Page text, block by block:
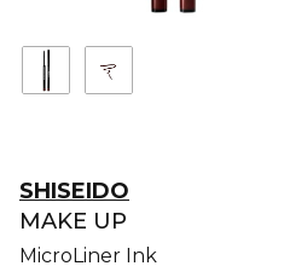
SHISEIDO
MAKE UP
MicroLiner Ink